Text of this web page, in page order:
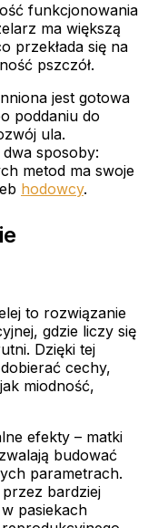
funkcjonowania
ma większą
przekłada się na
pszczół.
jest gotowa
poddaniu do
ula.
sposoby:
metod ma swoje
hodowcy.
to rozwiązanie
gdzie liczy się
Dzięki tej
cechy,
miodność,
efekty – matki
budować
parametrach.
bardziej
pasiekach